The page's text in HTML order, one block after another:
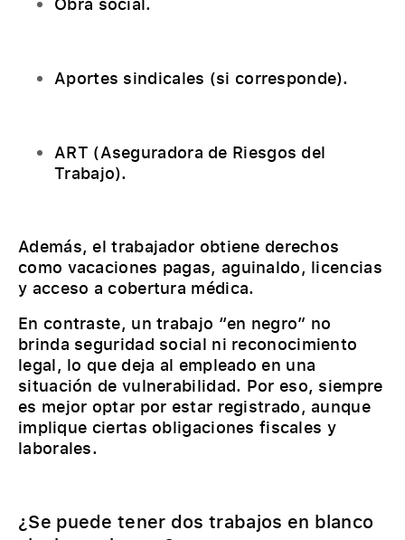
Aportes sindicales (si corresponde).
ART (Aseguradora de Riesgos del
Trabajo).
Además, el trabajador obtiene derechos
como vacaciones pagas, aguinaldo, licencias
y acceso a cobertura médica.
En contraste, un trabajo “en negro” no
brinda seguridad social ni reconocimiento
legal, lo que deja al empleado en una
situación de vulnerabilidad. Por eso, siempre
es mejor optar por estar registrado, aunque
implique ciertas obligaciones fiscales y
laborales.
¿Se puede tener dos trabajos en blanco